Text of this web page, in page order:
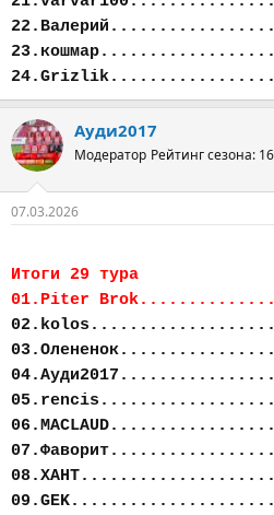
Ауди2017
Модератор Рейтинг сезона:
07.03.2026
Итоги 29 тура
01.Piter